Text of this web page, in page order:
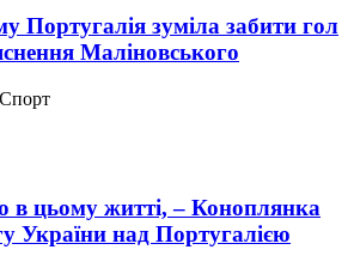
Португалія зуміла забити гол
Маліновського
в цьому житті, – Коноплянка
України над Португалією